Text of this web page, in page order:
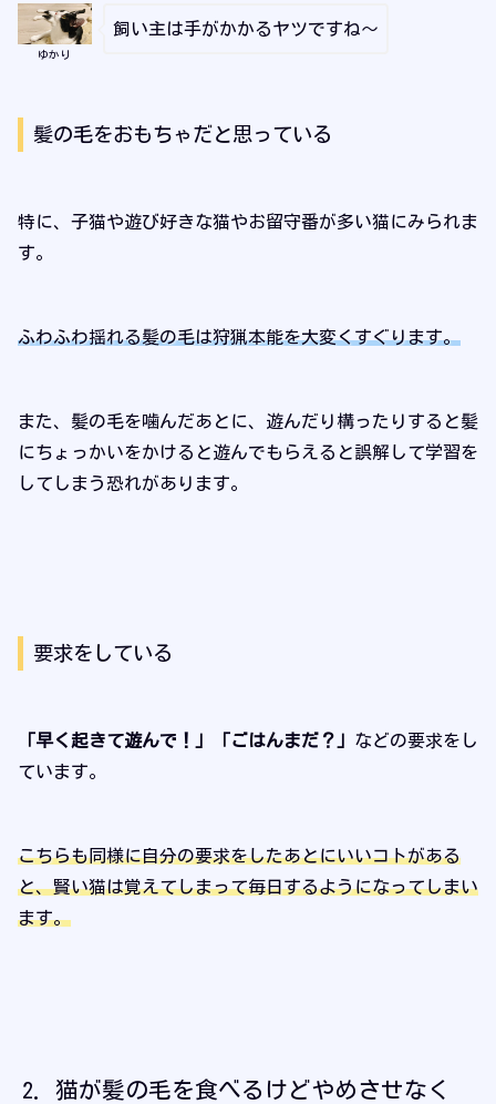
ゆかり
飼い主は手がかかるヤツですね～
髪の毛をおもちゃだと思っている
特に、子猫や遊び好きな猫やお留守番が多い猫にみられま
す。
ふわふわ揺れる髪の毛は狩猟本能を大変くすぐります。
また、髪の毛を噛んだあとに、遊んだり構ったりすると髪
にちょっかいをかけると遊んでもらえると誤解して学習を
してしまう恐れがあります。
要求をしている
「早く起きて遊んで！」「ごはんまだ？」 などの要求をし
ています。
こちらも同様に自分の要求をしたあとにいいコトがある
と、賢い猫は覚えてしまって毎日するようになってしまい
ます。
猫が髪の毛を食べるけどやめさせなく